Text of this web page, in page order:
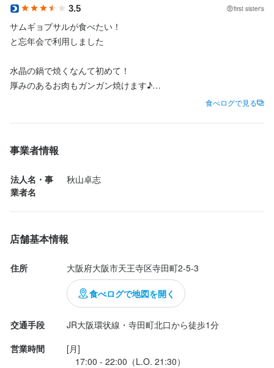
3.5 first sister's
サムギョプサルが食べたい！
と忘年会で利用しました
水晶の鍋で焼くなんて初めて！
厚みのあるお肉もガンガン焼けます♪
ってました
ごちそうさまでした！
食べログで見る
事業者情報
法人名・事
業者名
秋山卓志
店舗基本情報
住所 大阪府大阪市天王寺区寺田町2-5-3
食べログで地図を開く
交通手段
JR大阪環状線・寺田町北口から徒歩1分
営業時間
[月]
17:00 - 22:00（L.O. 21:30）